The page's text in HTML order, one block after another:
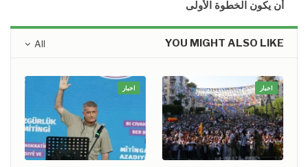
أن يكون الخطوة الأولى
All YOU MIGHT ALSO LIKE
اخبار اخبار